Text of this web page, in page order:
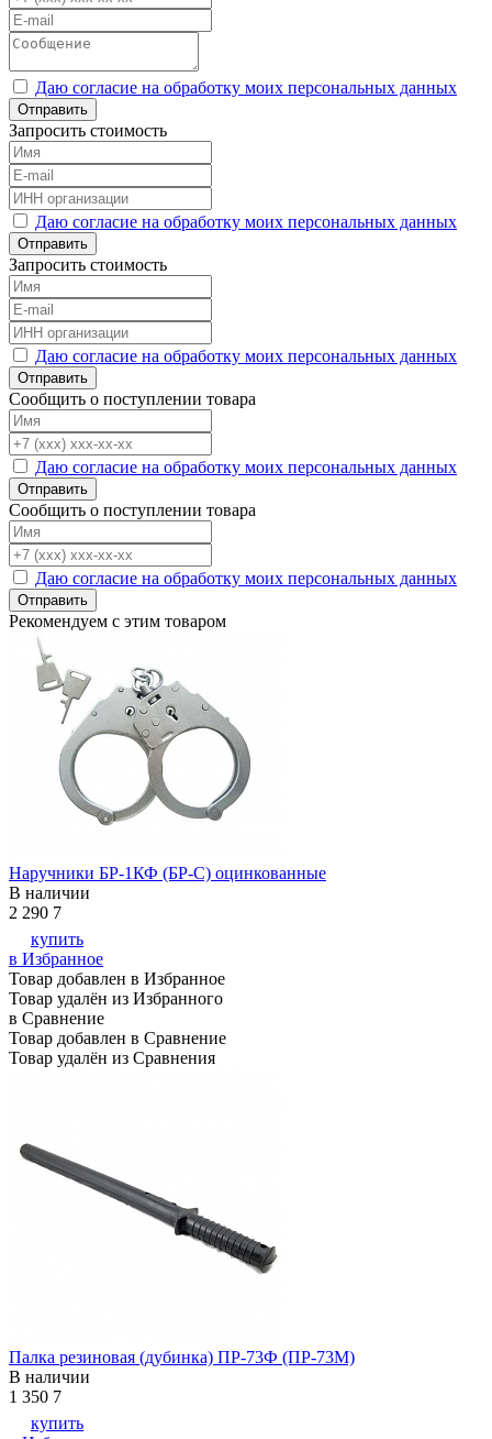
Даю согласие на обработку моих персональных данных
Отправить
Запросить стоимость
Даю согласие на обработку моих персональных данных
Отправить
Запросить стоимость
Даю согласие на обработку моих персональных данных
Отправить
Сообщить о поступлении товара
Даю согласие на обработку моих персональных данных
Отправить
Сообщить о поступлении товара
Даю согласие на обработку моих персональных данных
Отправить
Рекомендуем с этим товаром
Наручники БР-1КФ (БР-С) оцинкованные
В наличии
2 290 7
купить
в Избранное
Товар добавлен в Избранное
Товар удалён из Избранного
в Сравнение
Товар добавлен в Сравнение
Товар удалён из Сравнения
Палка резиновая (дубинка) ПР-73Ф (ПР-73М)
В наличии
1 350 7
купить